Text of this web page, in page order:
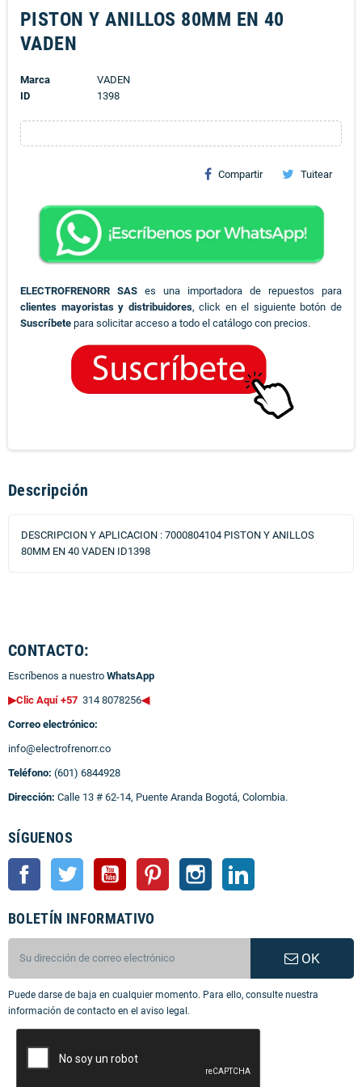
PISTON Y ANILLOS 80MM EN 40
VADEN
Marca
VADEN
ID
1398
Compartir Tuitear
ELECTROFRENORR SAS es una importadora de repuestos para
clientes mayoristas y distribuidores, click en el siguiente botón de
Suscríbete para solicitar acceso a todo el catálogo con precios.
Descripción
DESCRIPCION Y APLICACION : 7000804104 PISTON Y ANILLOS
80MM EN 40 VADEN ID1398
CONTACTO:
Escríbenos a nuestro WhatsApp
▶Clic Aquí +57 314 8078256◀
Correo electrónico:
info@electrofrenorr.co
Teléfono: (601) 6844928
Dirección: Calle 13 # 62-14, Puente Aranda Bogotá, Colombia.
SÍGUENOS
Facebook Twitter YouTube Pinterest Instagram
BOLETÍN INFORMATIVO
OK
Puede darse de baja en cualquier momento. Para ello, consulte nuestra
información de contacto en el aviso legal.